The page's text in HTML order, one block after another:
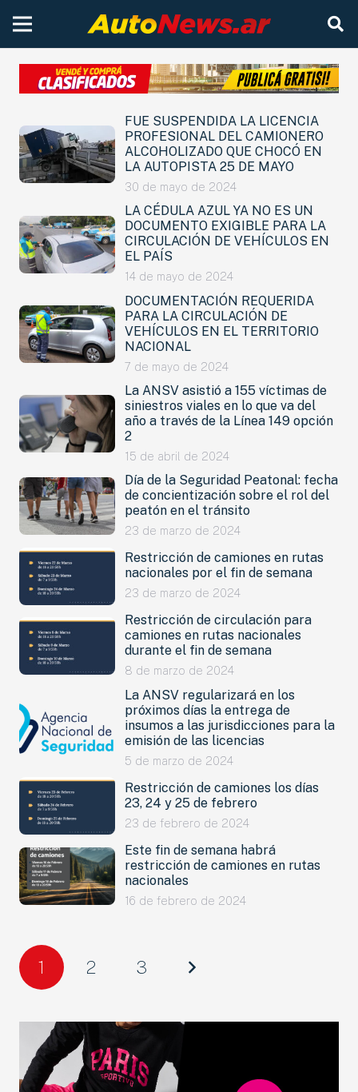
NOVEDADES
INDUSTRIAS
AGRO
FUE SUSPENDIDA LA LICENCIA
PROFESIONAL DEL CAMIONERO
ALCOHOLIZADO QUE CHOCÓ EN
LA AUTOPISTA 25 DE MAYO
30 de mayo de 2024
LA CÉDULA AZUL YA NO ES UN
DOCUMENTO EXIGIBLE PARA LA
CIRCULACIÓN DE VEHÍCULOS EN
EL PAÍS
14 de mayo de 2024
DOCUMENTACIÓN REQUERIDA
PARA LA CIRCULACIÓN DE
VEHÍCULOS EN EL TERRITORIO
NACIONAL
7 de mayo de 2024
La ANSV asistió a 155 víctimas de
siniestros viales en lo que va del
año a través de la Línea 149 opción
2
15 de abril de 2024
Día de la Seguridad Peatonal: fecha
de concientización sobre el rol del
peatón en el tránsito
23 de marzo de 2024
Restricción de camiones en rutas
nacionales por el fin de semana
23 de marzo de 2024
Restricción de circulación para
camiones en rutas nacionales
durante el fin de semana
8 de marzo de 2024
La ANSV regularizará en los
próximos días la entrega de
insumos a las jurisdicciones para la
emisión de las licencias
5 de marzo de 2024
Restricción de camiones los días
23, 24 y 25 de febrero
23 de febrero de 2024
Este fin de semana habrá
restricción de camiones en rutas
nacionales
16 de febrero de 2024
1 2 3